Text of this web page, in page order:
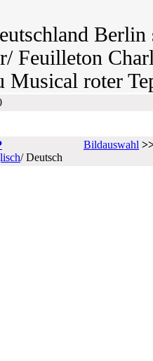
Berlin
Feuilleton
roter
Bildauswahl
/ Deutsch